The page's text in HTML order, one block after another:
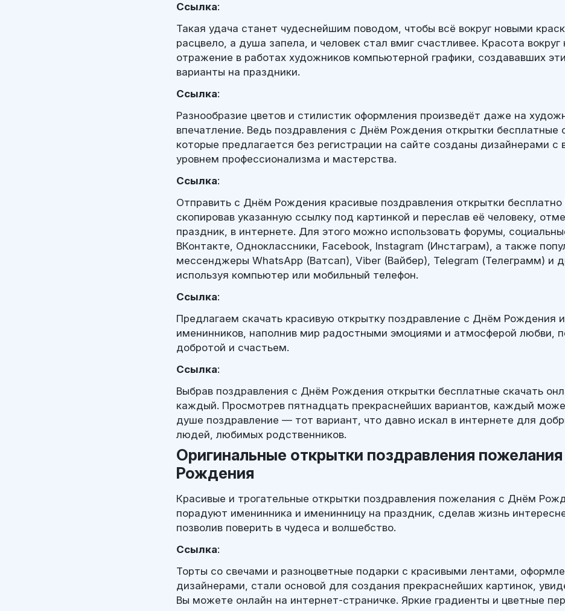
Ссылка:
Такая удача станет чудеснейшим поводом, чтобы всё вокруг новыми
расцвело, а душа запела, и человек стал вмиг счастливее. Красота
отражение в работах художников компьютерной графики, создававших
варианты на праздники.
Ссылка:
Разнообразие цветов и стилистик оформления произведёт даже на
впечатление. Ведь поздравления с Днём Рождения открытки бесплатные
которые предлагается без регистрации на сайте созданы дизайнерами с
уровнем профессионализма и мастерства.
Ссылка:
Отправить с Днём Рождения красивые поздравления открытки
скопировав указанную ссылку под картинкой и переслав её человеку,
праздник, в интернете. Для этого можно использовать форумы,
ВКонтакте, Одноклассники, Facebook, Instagram (Инстаграм), а также
мессенджеры WhatsApp (Ватсап), Viber (Вайбер), Telegram (Телеграмм) и
используя компьютер или мобильный телефон.
Ссылка:
Предлагаем скачать красивую открытку поздравление с Днём Рождения
именинников, наполнив мир радостными эмоциями и атмосферой любви,
добротой и счастьем.
Ссылка:
Выбрав поздравления с Днём Рождения открытки бесплатные скачать
каждый. Просмотрев пятнадцать прекраснейших вариантов, каждый
душе поздравление — тот вариант, что давно искал в интернете для
людей, любимых родственников.
Оригинальные открытки поздравления
Рождения
Красивые и трогательные открытки поздравления пожелания с Днём
порадуют именинника и именинницу на праздник, сделав жизнь
позволив поверить в чудеса и волшебство.
Ссылка:
Торты со свечами и разноцветные подарки с красивыми лентами,
дизайнерами, стали основой для создания прекраснейших картинок,
Вы можете онлайн на интернет-страничке. Яркие градиенты и цветные